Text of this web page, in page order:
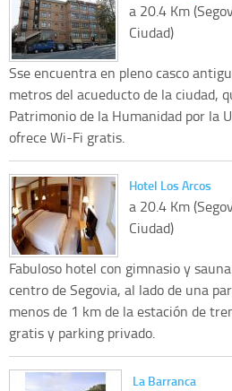
a 20.4 Km
Ciudad)
Sse encuentra en pleno casco
metros del acueducto de la ciudad,
Patrimonio de la Humanidad por la
ofrece Wi-Fi gratis.
Hotel Los Arcos
a 20.4 Km
Ciudad)
Fabuloso hotel con gimnasio y
centro de Segovia, al lado de una
menos de 1 km de la estación de
gratis y parking privado.
La Barranca